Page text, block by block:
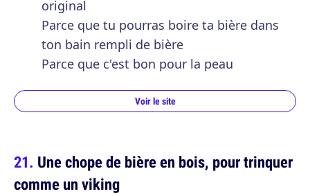
original
Parce que tu pourras boire ta bière dans
ton bain rempli de bière
Parce que c'est bon pour la peau
Voir le site
Une chope de bière en bois, pour trinquer
comme un viking